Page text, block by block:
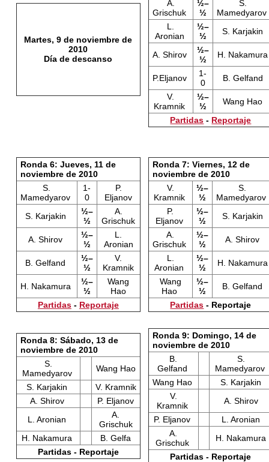
Martes, 9 de noviembre de
2010
Día de descanso
A.
Grischuk
½–
½
S.
Mamedyarov
L.
Aronian
½–
½
S. Karjakin
A. Shirov
½–
½
H. Nakamura
P.Eljanov
1-
0
B. Gelfand
V.
Kramnik
½–
½
Wang Hao
Partidas - Reportaje
Ronda 6: Jueves, 11 de
noviembre de 2010
S.
Mamedyarov
1-
0
P.
Eljanov
S. Karjakin
½–
½
A.
Grischuk
A. Shirov
½–
½
L.
Aronian
B. Gelfand
½–
½
V.
Kramnik
H. Nakamura
½–
½
Wang
Hao
Partidas- Reportaje
Ronda 7: Viernes, 12 de
noviembre de 2010
V.
Kramnik
½–
½
S.
Mamedyarov
P.
Eljanov
½–
½
S. Karjakin
A.
Grischuk
½–
½
A. Shirov
L.
Aronian
½–
½
H. Nakamura
Wang
Hao
½–
½
B. Gelfand
Partidas - Reportaje
Ronda 8: Sábado, 13 de
noviembre de 2010
S.
Mamedyarov
Wang Hao
S. Karjakin
V. Kramnik
A. Shirov
P. Eljanov
L. Aronian
A.
Grischuk
H. Nakamura
B. Gelfa
Partidas - Reportaje
Ronda 9: Domingo, 14 de
noviembre de 2010
B.
Gelfand
S.
Mamedyarov
Wang Hao
S. Karjakin
V.
Kramnik
A. Shirov
P. Eljanov
L. Aronian
A.
Grischuk
H. Nakamura
Partidas - Reportaje